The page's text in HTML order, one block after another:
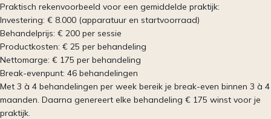
Praktisch rekenvoorbeeld voor een gemiddelde praktijk:
Investering: € 8.000 (apparatuur en startvoorraad)
Behandelprijs: € 200 per sessie
Productkosten: € 25 per behandeling
Nettomarge: € 175 per behandeling
Break-evenpunt: 46 behandelingen
Met 3 à 4 behandelingen per week bereik je break-even binnen 3 à 4
maanden. Daarna genereert elke behandeling € 175 winst voor je
praktijk.